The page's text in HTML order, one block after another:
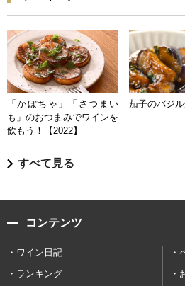
「かぼちゃ」「さつまい
も」のおつまみでワインを
飲もう！【2022】
茄子のバジ
すべて見る
コンテンツ
ワイン日記
ランキング